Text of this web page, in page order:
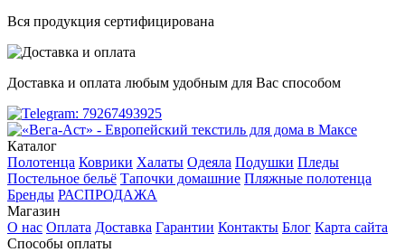
Вся продукция сертифицирована
Доставка и оплата любым удобным для Вас способом
Каталог
Полотенца Коврики Халаты Одеяла Подушки Пледы
Постельное бельё Тапочки домашние Пляжные полотенца
Бренды РАСПРОДАЖА
Магазин
О нас Оплата Доставка Гарантии Контакты Блог Карта сайта
Способы оплаты